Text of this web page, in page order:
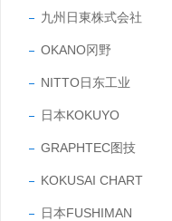
九州日東株式会社
OKANO冈野
NITTO日东工业
日本KOKUYO
GRAPHTEC图技
KOKUSAI CHART
日本FUSHIMAN